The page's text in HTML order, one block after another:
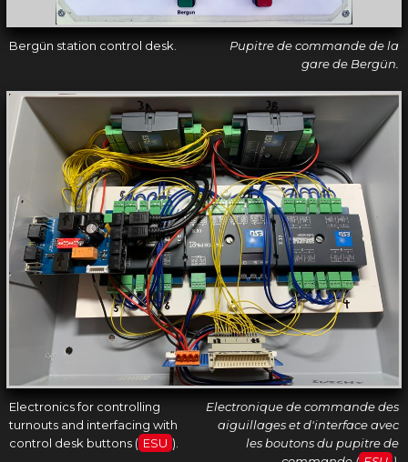
Bergün station control desk.
Pupitre de commande de la
gare de Bergün.
Electronics for controlling
turnouts and interfacing with
control desk buttons ( ESU ).
Electronique de commande des
aiguillages et d'interface avec
les boutons du pupitre de